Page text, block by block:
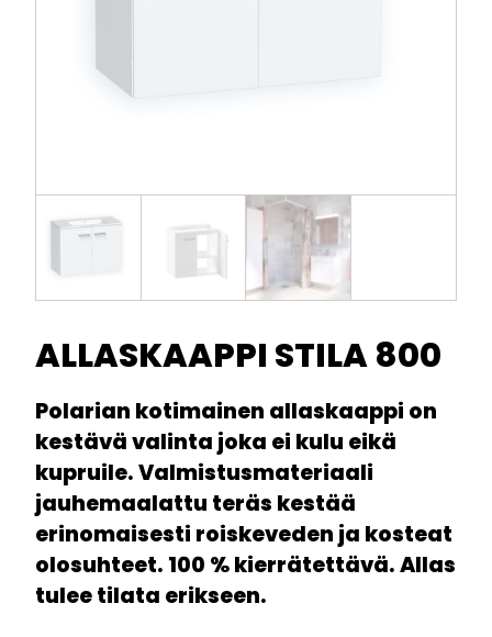
ALLASKAAPPI STILA 800
Polarian kotimainen allaskaappi on
kestävä valinta joka ei kulu eikä
kupruile. Valmistusmateriaali
jauhemaalattu teräs kestää
erinomaisesti roiskeveden ja kosteat
olosuhteet. 100 % kierrätettävä. Allas
tulee tilata erikseen.